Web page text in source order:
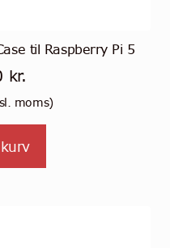
til Raspberry Pi 5
kr.
moms)